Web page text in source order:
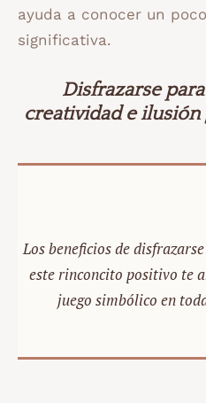
ayuda a conocer un
significativa.
Disfrazarse
creatividad e ilusión
Los beneficios de
este rinconcito positivo te
juego simbólico en